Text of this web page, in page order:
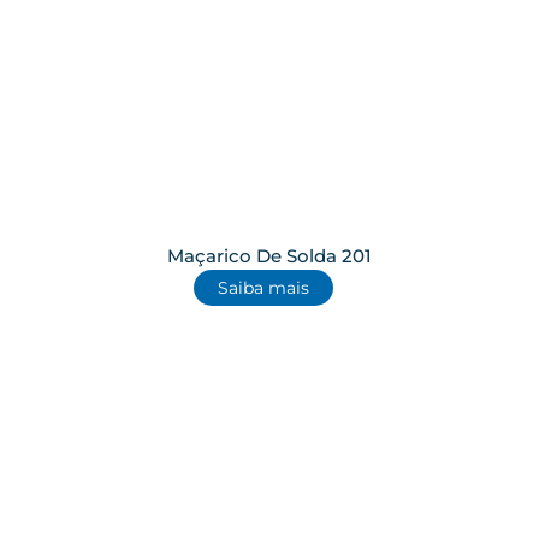
Maçarico De Solda 201
Saiba mais